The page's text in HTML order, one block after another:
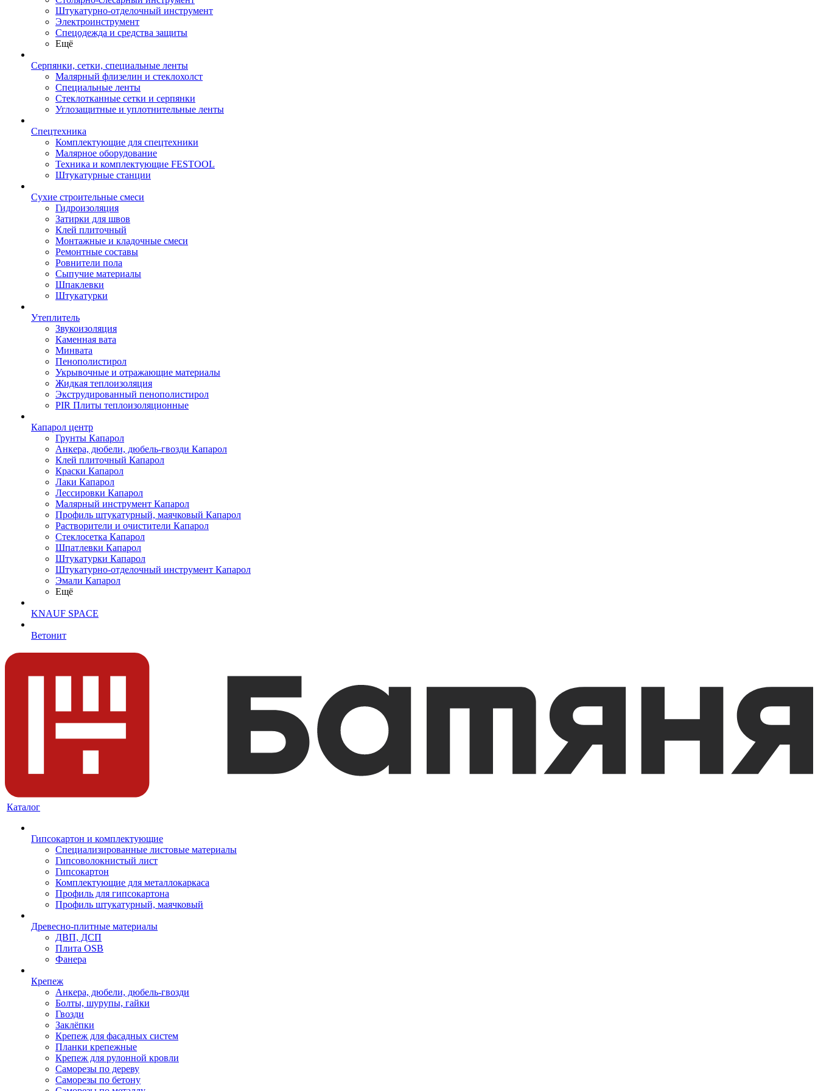
Штукатурно-отделочный инструмент
Электроинструмент
Спецодежда и средства защиты
Ещё
Серпянки, сетки, специальные ленты
Малярный флизелин и стеклохолст
Специальные ленты
Стеклотканные сетки и серпянки
Углозащитные и уплотнительные ленты
Спецтехника
Комплектующие для спецтехники
Малярное оборудование
Техника и комплектующие FESTOOL
Штукатурные станции
Сухие строительные смеси
Гидроизоляция
Затирки для швов
Клей плиточный
Монтажные и кладочные смеси
Ремонтные составы
Ровнители пола
Сыпучие материалы
Шпаклевки
Штукатурки
Утеплитель
Звукоизоляция
Каменная вата
Минвата
Пенополистирол
Укрывочные и отражающие материалы
Жидкая теплоизоляция
Экструдированный пенополистирол
PIR Плиты теплоизоляционные
Капарол центр
Грунты Капарол
Анкера, дюбели, дюбель-гвозди Капарол
Клей плиточный Капарол
Краски Капарол
Лаки Капарол
Лессировки Капарол
Малярный инструмент Капарол
Профиль штукатурный, маячковый Капарол
Растворители и очистители Капарол
Cтеклосетка Капарол
Шпатлевки Капарол
Штукатурки Капарол
Штукатурно-отделочный инструмент Капарол
Эмали Капарол
Ещё
KNAUF SPACE
Ветонит
Каталог
Гипсокартон и комплектующие
Специализированные листовые материалы
Гипсоволокнистый лист
Гипсокартон
Комплектующие для металлокаркаса
Профиль для гипсокартона
Профиль штукатурный, маячковый
Древесно-плитные материалы
ДВП, ДСП
Плита OSB
Фанера
Крепеж
Анкера, дюбели, дюбель-гвозди
Болты, шурупы, гайки
Гвозди
Заклёпки
Крепеж для фасадных систем
Планки крепежные
Крепеж для рулонной кровли
Саморезы по дереву
Саморезы по бетону